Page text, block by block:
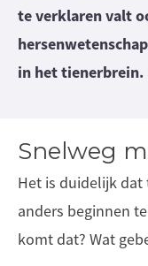
te verklaren valt
in het tienerbrein.
Snelweg
Het is duidelijk
anders beginnen
komt dat? Wat